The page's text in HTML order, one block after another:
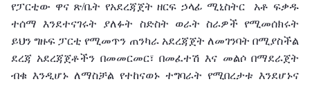
የፓርቲው ዋና ጽ/ቤት የአደረጃጀት ዘርፍ ኃላፊ ሚኒስትር አቶ ፍቃዱ
ተሰማ እንደተናገሩት ያለፉት ስድስት ወራት ስራዎች የሚመሰክሩት
ይህን ግዙፍ ፓርቲ የሚመጥን ጠንካራ አደረጃጀት ለመገንባት በሚያስችል
ደረጃ አደረጃጀቶችን በመመርመር፣ በመፈተሽ እና መልሶ በማደራጀት
ብቁ እንዲሆኑ ለማስቻል የተከናወኑ ተግባራት የሚበረታቱ እንደሆኑና